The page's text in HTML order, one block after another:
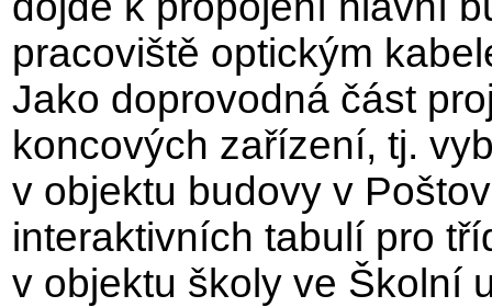
pracoviště optickým
Jako doprovodná část
koncových zařízení, tj.
v objektu budovy v
interaktivních tabulí pro
v objektu školy ve Školní